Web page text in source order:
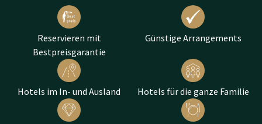
Reservieren mit
Bestpreisgarantie
Günstige Arrangements
Hotels im In- und Ausland Hotels für die ganze Familie